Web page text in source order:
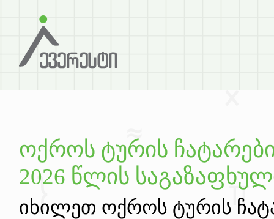
ოქროს ტურის
2026 წლის
იხილეთ ოქროს ტურის